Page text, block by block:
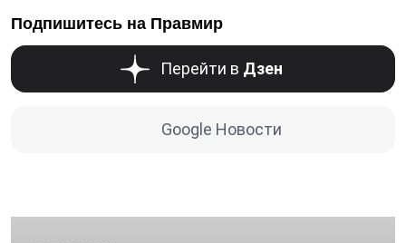
Подпишитесь на Правмир
Перейти в Дзен
Google Новости